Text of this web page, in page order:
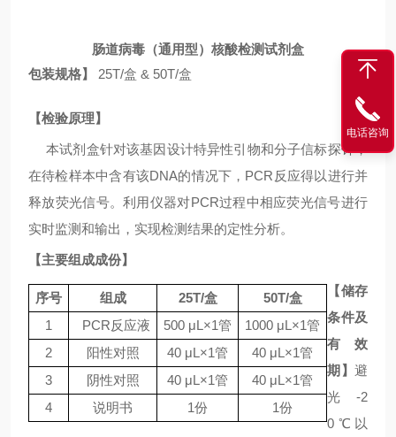
肠道病毒（通用型）核酸检测试剂盒
包装规格】
25T/盒 & 50T/盒
【检验原理】
本试剂盒针对该基因设计特异性引物和分子信标探针，
在待检样本中含有该DNA的情况下， PCR 反应得以进行并
释放荧光信号。利用仪器对PCR过程中相应荧光信号进行
实时监测和输出，实现检测结果的定性分析。
【主要组成成份】
序号 组成 25T/盒 50T/盒
1
PCR反应液 500 μL×1管 1000 μL×1管
2
阳性对照 40 μL×1管 40 μL×1管
3
阴性对照 40 μL×1管 40 μL×1管
4
说明书 1份 1份
【储存
条件及
有效
期】 避
光 -2
0℃ 以
电话咨询